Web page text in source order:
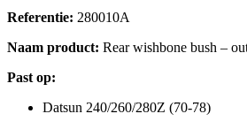
Referentie: 280010A
Naam product: Rear wishbone bush –
Past op:
Datsun 240/260/280Z (70-78)